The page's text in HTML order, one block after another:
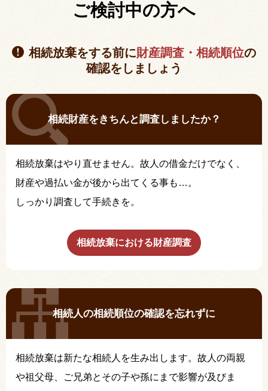
ご検討中の方へ
相続放棄をする前に財産調査・相続順位の
確認をしましょう
相続財産をきちんと調査しましたか？
相続放棄はやり直せません。故人の借金だけでなく、
財産や過払い金が後から出てくる事も…。
しっかり調査して手続きを。
相続放棄における財産調査
相続人の相続順位の確認を忘れずに
相続放棄は新たな相続人を生み出します。故人の両親
や祖父母、ご兄弟とその子や孫にまで影響が及びま